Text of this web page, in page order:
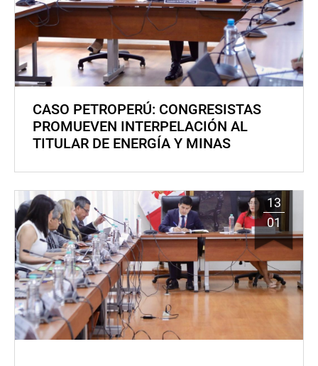
CASO PETROPERÚ: CONGRESISTAS
PROMUEVEN INTERPELACIÓN AL
TITULAR DE ENERGÍA Y MINAS
13
01